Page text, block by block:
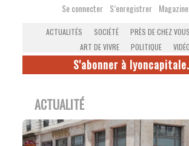
Se connecter S’enregistrer
ACTUALITÉS SOCIÉTÉ PRÈS DE CHEZ VOUS
ART DE VIVRE
POLITIQUE
S'abonner à
ACTUALITÉ